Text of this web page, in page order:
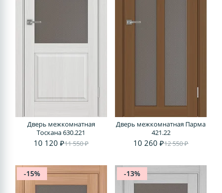
Дверь межкомнатная
Тоскана 630.221
10 120 ₽11 550 ₽
Дверь межкомнатная Парма
421.22
10 260 ₽12 550 ₽
-15% -13%